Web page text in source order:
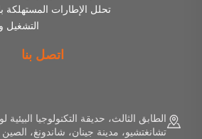
تحلل الإطارات المستهلكة
التشغيل
اتصل بنا
الطابق الثالث، حديقة التكنولوجيا
تشانغتشيو، مدينة جينان، شاندونغ، الصين